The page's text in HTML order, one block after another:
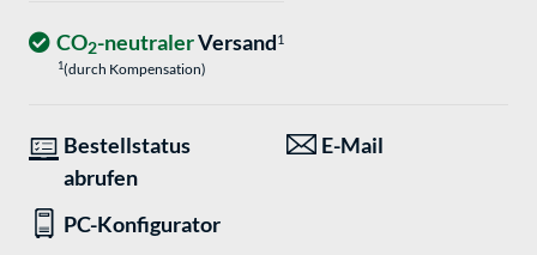
CO2-neutralerVersand1
1(durch Kompensation)
Bestellstatus
abrufen
E-Mail
PC-Konfigurator